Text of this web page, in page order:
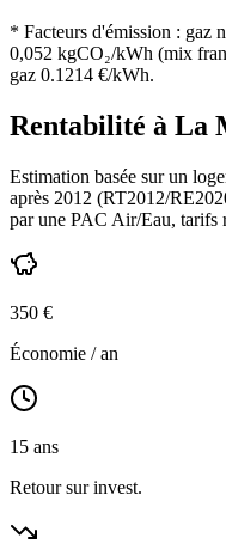
* Facteurs d'émission : gaz
0,052 kgCO₂/kWh (mix
gaz 0.1214 €/kWh.
Rentabilité à La
Estimation basée sur un
après 2012 (RT2012/
par une PAC Air/Eau, tarifs
350 €
Économie / an
15 ans
Retour sur invest.